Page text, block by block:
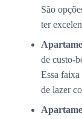
São
ter
de custo-
Essa
de lazer